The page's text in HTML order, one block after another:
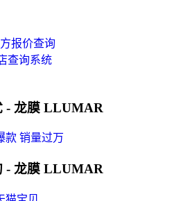
报价查询
查询系统
- 龙膜 LLUMAR
款 销量过万
- 龙膜 LLUMAR